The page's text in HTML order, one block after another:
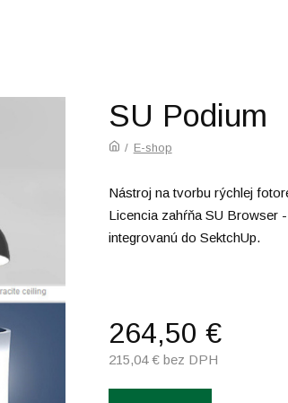
SU Podium
/ E-shop
Nástroj na tvorbu rýchlej
Licencia zahŕňa SU Browser
integrovanú do SektchUp.
264,50 €
215,04€ bez DPH